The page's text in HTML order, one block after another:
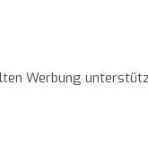
Werbung